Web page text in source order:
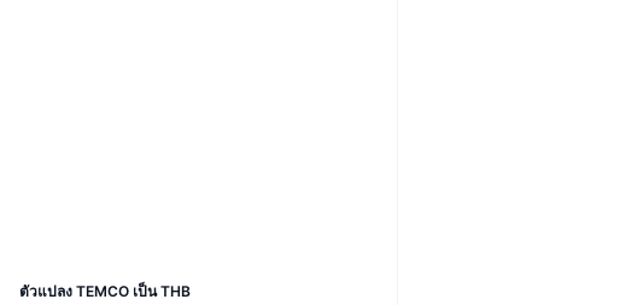
ตัวแปลง TEMCO เป็น THB